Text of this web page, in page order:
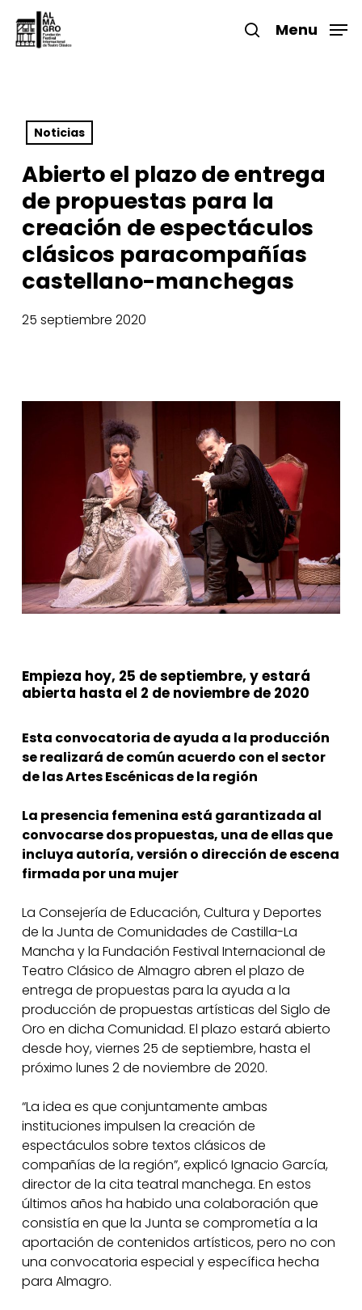
main
search
Menu
Noticias
Abierto el plazo de entrega
de propuestas para la
creación de espectáculos
clásicos paracompañías
castellano-manchegas
25 septiembre 2020
Empieza hoy, 25 de septiembre, y estará
abierta hasta el 2 de noviembre de 2020
Esta convocatoria de ayuda a la producción
se realizará de común acuerdo con el sector
de las Artes Escénicas de la región
La presencia femenina está garantizada al
convocarse dos propuestas, una de ellas que
incluya autoría, versión o dirección de escena
firmada por una mujer
La Consejería de Educación, Cultura y Deportes
de la Junta de Comunidades de Castilla-La
Mancha y la Fundación Festival Internacional de
Teatro Clásico de Almagro abren el plazo de
entrega de propuestas para la ayuda a la
producción de propuestas artísticas del Siglo de
Oro en dicha Comunidad. El plazo estará abierto
desde hoy, viernes 25 de septiembre, hasta el
próximo lunes 2 de noviembre de 2020.
“La idea es que conjuntamente ambas
instituciones impulsen la creación de
espectáculos sobre textos clásicos de
compañías de la región”, explicó Ignacio García,
director de la cita teatral manchega. En estos
últimos años ha habido una colaboración que
consistía en que la Junta se comprometía a la
aportación de contenidos artísticos, pero no con
una convocatoria especial y específica hecha
para Almagro.